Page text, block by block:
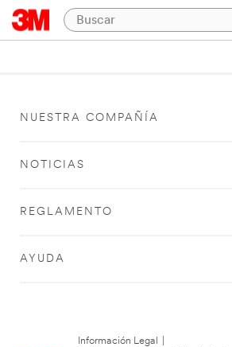
NUESTRA COMPAÑÍA
NOTICIAS
REGLAMENTO
AYUDA
Información Legal